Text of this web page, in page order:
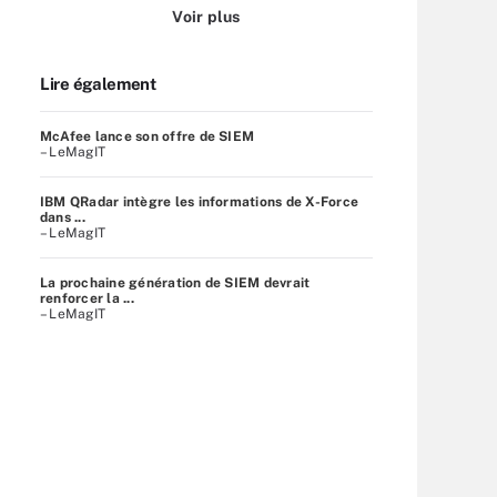
Voir plus
Lire également
McAfee lance son offre de SIEM
– LeMagIT
IBM QRadar intègre les informations de X-Force
dans ...
– LeMagIT
La prochaine génération de SIEM devrait
renforcer la ...
– LeMagIT